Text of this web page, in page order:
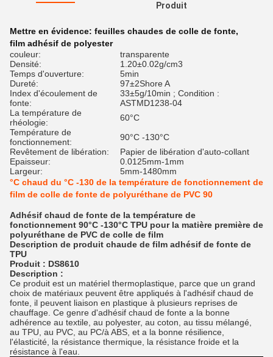
Produit
Mettre en évidence: feuilles chaudes de colle de fonte,
film adhésif de polyester
couleur:
transparente
Densité:
1.20±0.02g/cm3
Temps d'ouverture:
5min
Dureté:
97±2Shore A
Index d'écoulement de
fonte:
33±5g/10min ; Condition :
ASTMD1238-04
La température de
rhéologie:
60°C
Température de
fonctionnement:
90°C -130°C
Revêtement de libération:
Papier de libération d'auto-collant
Epaisseur:
0.0125mm-1mm
Largeur:
5mm-1480mm
°C chaud du °C -130 de la température de fonctionnement de
film de colle de fonte de polyuréthane de PVC 90
Adhésif chaud de fonte de la température de
fonctionnement 90°C -130°C TPU pour la matière première de
polyuréthane de PVC de colle de film
Description de produit chaude de film adhésif de fonte de
TPU
Produit : DS8610
Description :
Ce produit est un matériel thermoplastique, parce que un grand
choix de matériaux peuvent être appliqués à l'adhésif chaud de
fonte, il peuvent liaison en plastique à plusieurs reprises de
chauffage. Ce genre d'adhésif chaud de fonte a la bonne
adhérence au textile, au polyester, au coton, au tissu mélangé,
au TPU, au PVC, au PC/à ABS, et a la bonne résilience,
l'élasticité, la résistance thermique, la résistance froide et la
résistance à l'eau.